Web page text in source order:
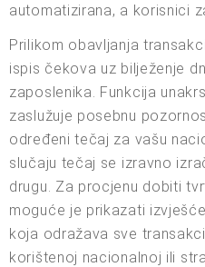
automatizirana, a korisnici
Prilikom obavljanja
ispis čekova uz bilježenje
zaposlenika. Funkcija
zaslužuje posebnu
određeni tečaj za vašu
slučaju tečaj se izravno
drugu. Za procjenu dobiti
moguće je prikazati
koja odražava sve
korištenoj nacionalnoj ili